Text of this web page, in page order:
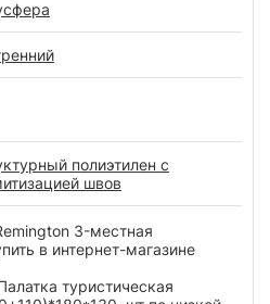
полиэтилен с
швов
3-местная
в интернет-магазине
туристическая